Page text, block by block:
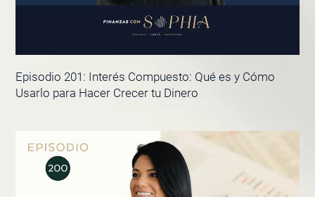
Episodio 201: Interés Compuesto: Qué es y Cómo
Usarlo para Hacer Crecer tu Dinero